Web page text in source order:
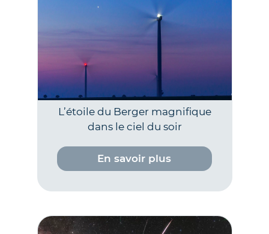
L’étoile du Berger magnifique
dans le ciel du soir
En savoir plus